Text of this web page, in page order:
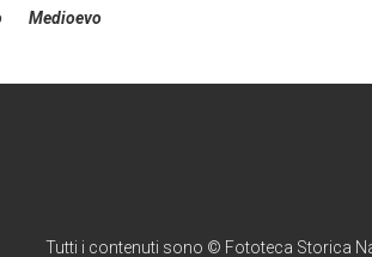
Medioevo
Tutti i contenuti sono © Fototeca Storica